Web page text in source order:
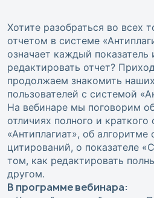
Хотите разобраться во всех
отчетом в системе
означает каждый показатель
редактировать отчет?
продолжаем знакомить
пользователей с системой
На вебинаре мы поговорим
отличиях полного и краткого
«Антиплагиат», об алгоритме
цитирований, о показателе
том, как редактировать
другом.
В программе вебинара: